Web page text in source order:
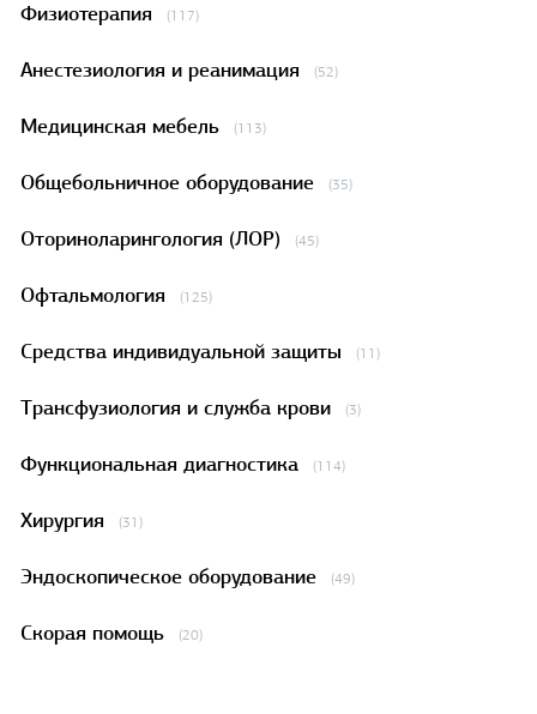
Физиотерапия (117)
Анестезиология и реанимация (52)
Медицинская мебель (113)
Общебольничное оборудование (35)
Оториноларингология (ЛОР) (45)
Офтальмология (125)
Средства индивидуальной защиты (11)
Трансфузиология и служба крови (3)
Функциональная диагностика (114)
Хирургия (31)
Эндоскопическое оборудование (49)
Скорая помощь (20)